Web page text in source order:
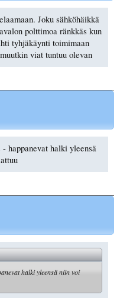
Joku sähköhäikkä
polttimoa ränkkäs kun
tyhjäkäynti toimimaan
viat tuntuu olevan
happanevat halki yleensä
halki yleensä niin voi